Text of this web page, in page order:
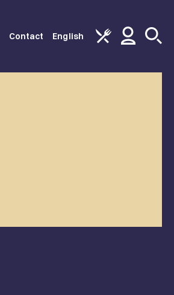
Contact English